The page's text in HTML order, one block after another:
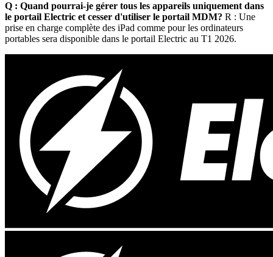
Q : Quand pourrai-je gérer tous les appareils uniquement dans
le portail Electric et cesser d'utiliser le portail MDM? R : Une
prise en charge complète des iPad comme pour les ordinateurs
portables sera disponible dans le portail Electric au T1 2026.